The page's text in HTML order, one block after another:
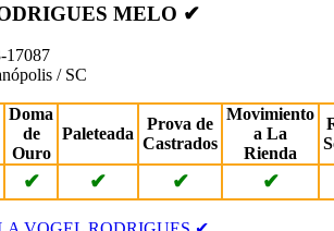
MELO ✔
17087
/ SC
Doma
de
Ouro
Paleteada
Prova de
Castrados
Movimiento
a La
Rienda
✔ ✔ ✔ ✔